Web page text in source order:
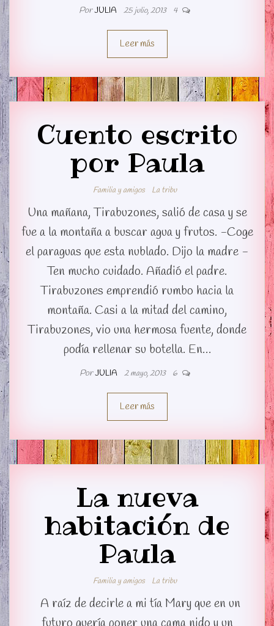
PorJULIA 25 julio, 2013 4
Leer más
Cuento escrito
por Paula
Familia y amigos La tribu
Una mañana, Tirabuzones, salió de casa y se
fue a la montaña a buscar agua y frutos. -Coge
el paraguas que esta nublado. Dijo la madre -
Ten mucho cuidado. Añadió el padre.
Tirabuzones emprendió rumbo hacia la
montaña. Casi a la mitad del camino,
Tirabuzones, vio una hermosa fuente, donde
podía rellenar su botella. En…
PorJULIA 2 mayo, 2013 6
Leer más
La nueva
habitación de
Paula
Familia y amigos La tribu
A raíz de decirle a mi tía Mary que en un